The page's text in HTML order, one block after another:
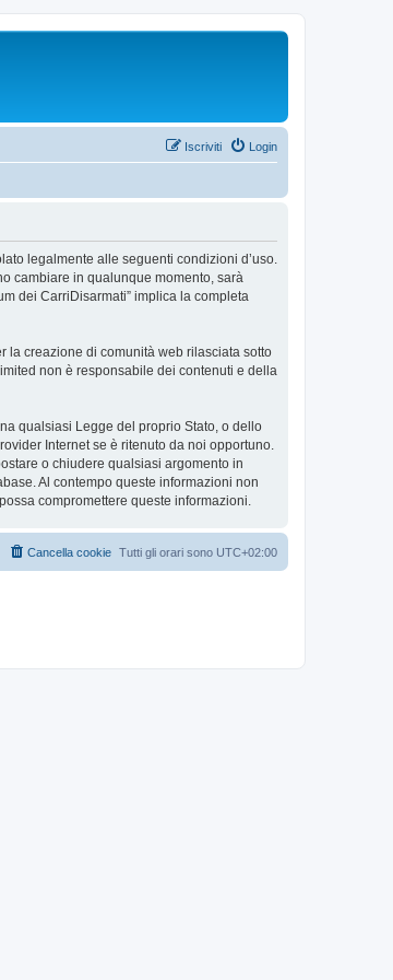
Login
Iscriviti
legalmente alle seguenti condizioni d’uso.
cambiare in qualunque momento, sarà
dei CarriDisarmati” implica la completa
la creazione di comunità web rilasciata sotto
non è responsabile dei contenuti e della
qualsiasi Legge del proprio Stato, o dello
Internet se è ritenuto da noi opportuno.
o chiudere qualsiasi argomento in
Al contempo queste informazioni non
compromettere queste informazioni.
Tutti gli orari sono UTC+02:00
Cancella cookie